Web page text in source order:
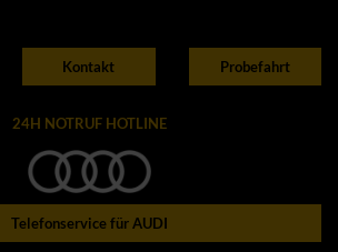
Kontakt Probefahrt
24H NOTRUF HOTLINE
Telefonservice für AUDI